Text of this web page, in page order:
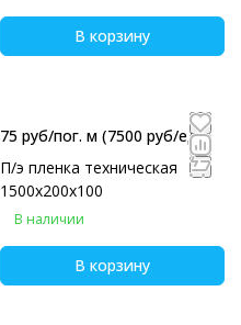
В корзину
75 руб/пог. м (7500 руб/eд)
П/э пленка техническая
1500х200х100
В наличии
В корзину